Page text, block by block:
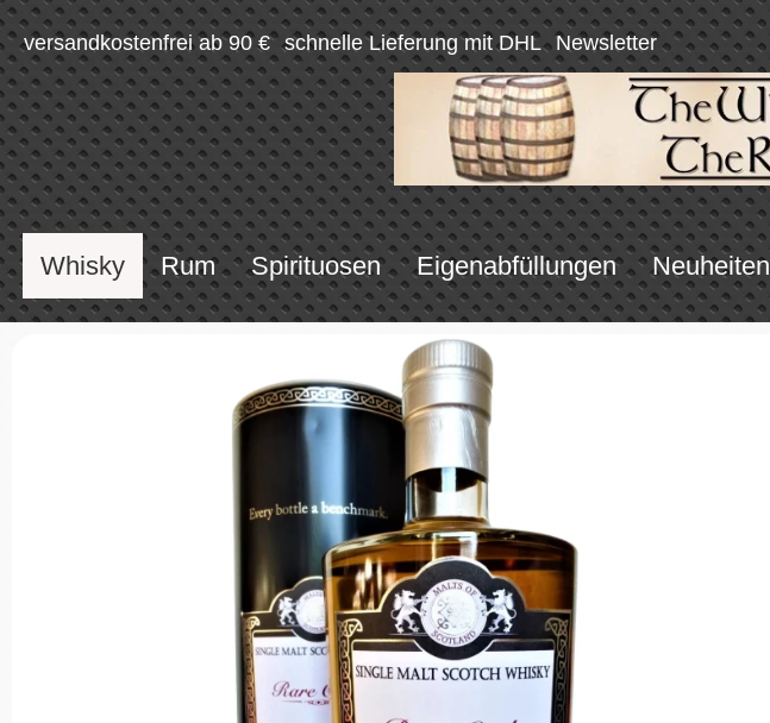
versandkostenfrei ab 90 € schnelle Lieferung mit DHL Newsletter
Whisky Rum Spirituosen Eigenabfüllungen Neuheiten